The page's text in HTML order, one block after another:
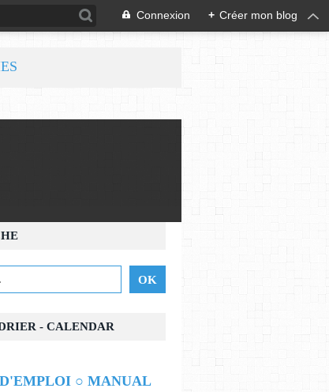
Connexion + Créer mon blog
- CALENDAR
○ MANUAL